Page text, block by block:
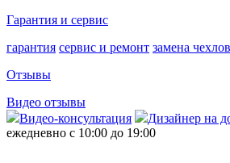
Гарантия и сервис
гарантия сервис и ремонт замена чехлов
Отзывы
Видео отзывы
Видео-консультация
Дизайнер на
ежедневно с 10:00 до 19:00